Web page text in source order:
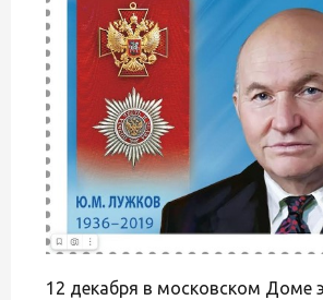
12 декабря в московском Доме